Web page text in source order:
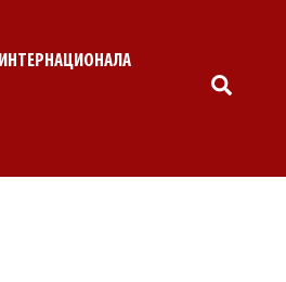
ИНТЕРНАЦИОНАЛА